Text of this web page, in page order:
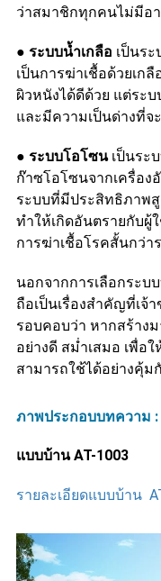
ว่าสมาชิกทุกคนไม่มีอ
● ระบบน้ำเกลือ เป็นร
เป็นการฆ่าเชื้อด้วยเก
ผิวหนังได้ดีด้วย แต่ระ
และมีความเป็นด่างที่จ
● ระบบโอโซนเป็นระ
ก๊าซโอโซนจากเครื่อง
ระบบที่มีประสิทธิภาพสู
ทำให้เกิดอันตรายกับผู้
การฆ่าเชื้อโรคสั้นกว่า
นอกจากการเลือกระบ
ถือเป็นเรื่องสำคัญที่เจ้
รอบคอบว่า หากสร้าง
อย่างดี สม่ำเสมอ เพื่อ
สามารถใช้ได้อย่างคุ้ม
ภาพประกอบบทความ :
แบบบ้านAT-1003
รายละเอียดแบบบ้าน